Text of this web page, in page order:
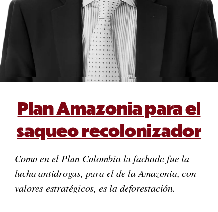
Plan Amazonia para el
saqueo recolonizador
Como en el Plan Colombia la fachada fue la
lucha antidrogas, para el de la Amazonia, con
valores estratégicos, es la deforestación.